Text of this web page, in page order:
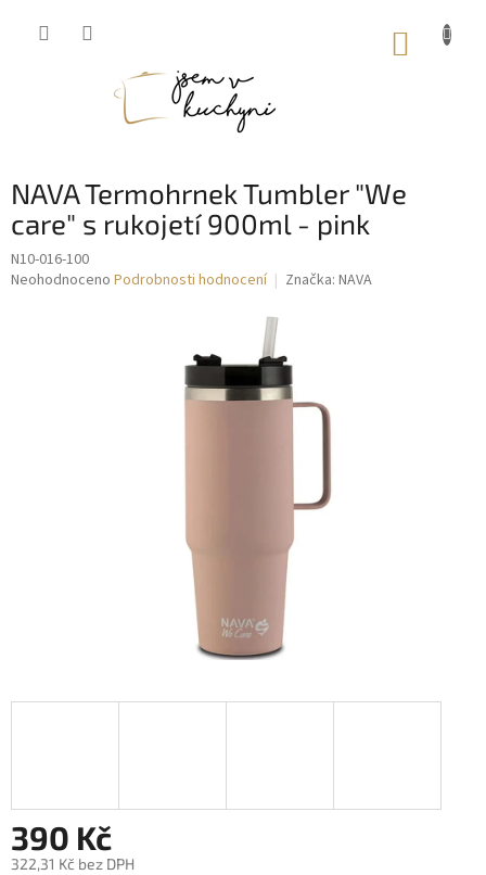
NAVA Termohrnek Tumbler "We
care" s rukojetí 900ml - pink
N10-016-100
Průměrné
Neohodnoceno Podrobnosti hodnocení Značka: NAVA
390 Kč
322,31 Kč bez DPH